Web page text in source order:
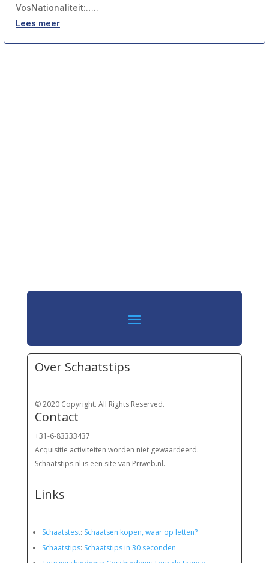
VosNationaliteit:…..
Lees meer
Over Schaatstips
© 2020 Copyright. All Rights Reserved.
Contact
+31-6-83333437
Acquisitie activiteiten worden niet gewaardeerd.
Schaatstips.nl is een site van Priweb.nl.
Links
Schaatstest: Schaatsen kopen, waar op letten?
Schaatstips: Schaatstips in 30 seconden